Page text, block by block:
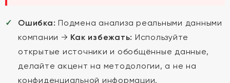
Ошибка: Подмена анализа реальными данными
компании → Как избежать: Используйте
открытые источники и обобщённые данные,
делайте акцент на методологии, а не на
конфиденциальной информации.